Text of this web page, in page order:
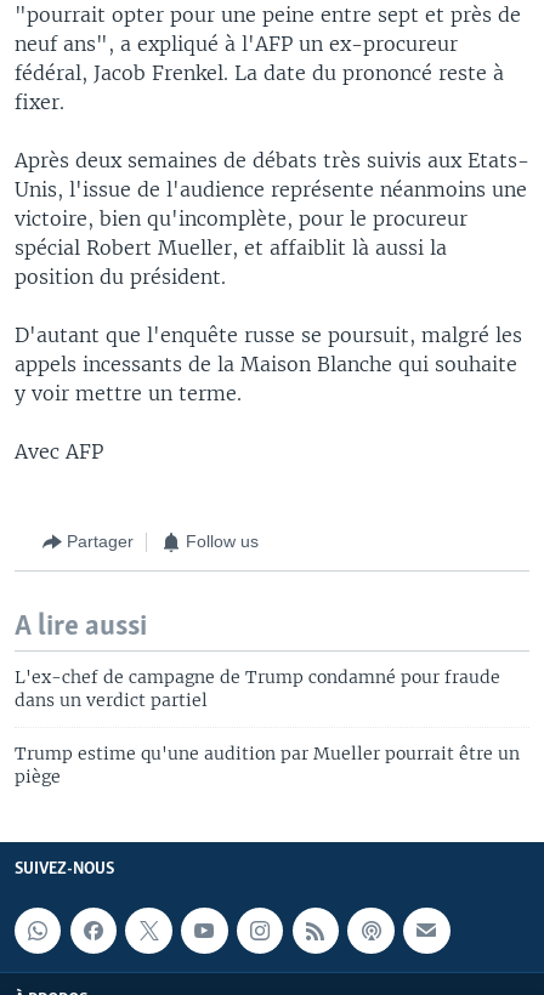
"pourrait opter pour une peine entre sept et près de
neuf ans", a expliqué à l'AFP un ex-procureur
fédéral, Jacob Frenkel. La date du prononcé reste à
fixer.
Après deux semaines de débats très suivis aux Etats-
Unis, l'issue de l'audience représente néanmoins une
victoire, bien qu'incomplète, pour le procureur
spécial Robert Mueller, et affaiblit là aussi la
position du président.
D'autant que l'enquête russe se poursuit, malgré les
appels incessants de la Maison Blanche qui souhaite
y voir mettre un terme.
Avec AFP
Partager Follow us
A lire aussi
L'ex-chef de campagne de Trump condamné pour fraude
dans un verdict partiel
Trump estime qu'une audition par Mueller pourrait être un
piège
SUIVEZ-NOUS